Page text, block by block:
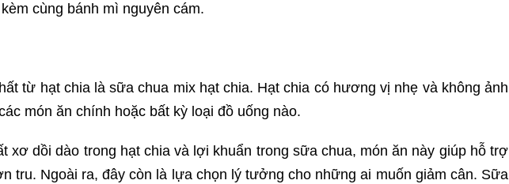
cùng bánh mì nguyên cám.
từ hạt chia là sữa chua mix hạt chia. Hạt chia có hương vị nhẹ và không ảnh
món ăn chính hoặc bất kỳ loại đồ uống nào.
xơ dồi dào trong hạt chia và lợi khuẩn trong sữa chua, món ăn này giúp hỗ trợ
tru. Ngoài ra, đây còn là lựa chọn lý tưởng cho những ai muốn giảm cân. Sữa